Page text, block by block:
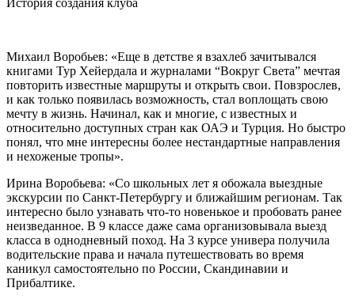
Михаил Воробьев: «Еще в детстве я взахлеб зачитывался
книгами Тур Хейердала и журналами “Вокруг Света” мечтая
повторить известные маршруты и открыть свои. Повзрослев,
и как только появилась возможность, стал воплощать свою
мечту в жизнь. Начинал, как и многие, с известных и
относительно доступных стран как ОАЭ и Турция. Но быстро
понял, что мне интересны более нестандартные направления
и нехоженые тропы».
Ирина Воробьева: «Со школьных лет я обожала выездные
экскурсии по Санкт-Петербургу и ближайшим регионам. Так
интересно было узнавать что-то новенькое и пробовать ранее
неизведанное. В 9 классе даже сама организовывала выезд
класса в однодневный поход. На 3 курсе универа получила
водительские права и начала путешествовать во время
каникул самостоятельно по России, Скандинавии и
Прибалтике.